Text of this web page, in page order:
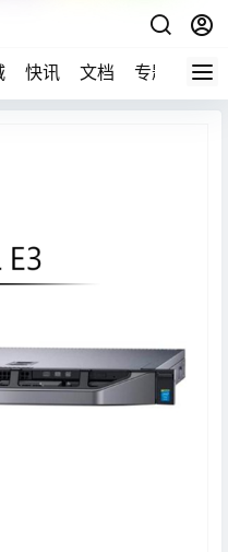
快讯 文档 专题 导航